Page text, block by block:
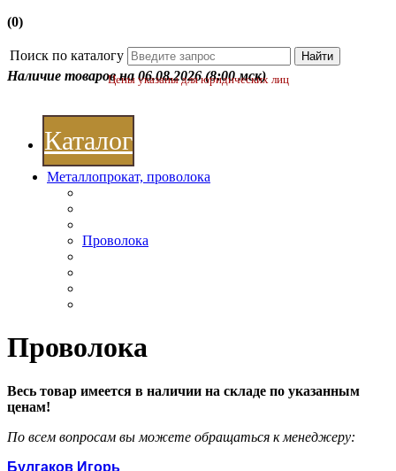
(0)
Поиск по каталогу
Наличие товаров на 06.08.2026 (8:00 мск)
Цены указаны для юридических лиц
Каталог
Металлопрокат, проволока
Проволока
Проволока
Весь товар имеется в наличии на складе по указанным
ценам!
По всем вопросам вы можете обращаться к менеджеру:
Булгаков Игорь